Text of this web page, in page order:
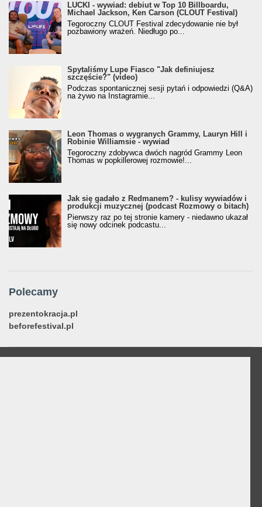
LUCKI - wywiad: debiut w Top 10 Billboardu,
Michael Jackson, Ken Carson (CLOUT Festival)
Tegoroczny CLOUT Festival zdecydowanie nie był
pozbawiony wrażeń. Niedługo po...
Spytaliśmy Lupe Fiasco "Jak definiujesz
szczęście?" (video)
Podczas spontanicznej sesji pytań i odpowiedzi (Q&A)
na żywo na Instagramie...
Leon Thomas o wygranych Grammy, Lauryn Hill i
Robinie Williamsie - wywiad
Tegoroczny zdobywca dwóch nagród Grammy Leon
Thomas w popkillerowej rozmowie!...
Jak się gadało z Redmanem? - kulisy wywiadów i
produkcji muzycznej (podcast Rozmowy o bitach)
Pierwszy raz po tej stronie kamery - niedawno ukazał
się nowy odcinek podcastu...
Polecamy
prezentokracja.pl
beforefestival.pl